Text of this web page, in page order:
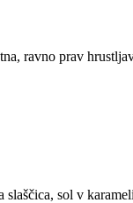
ravno prav
sol v